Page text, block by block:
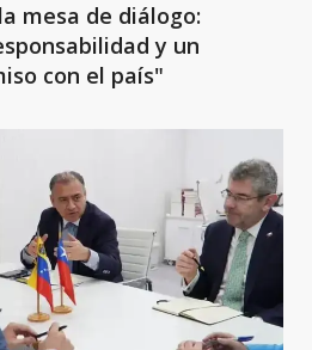
mesa de diálogo:
y un
con el país"